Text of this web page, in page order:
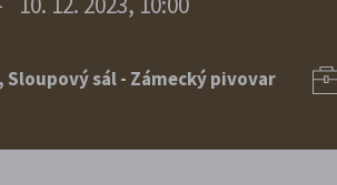
Sloupový sál - Zámecký pivovar